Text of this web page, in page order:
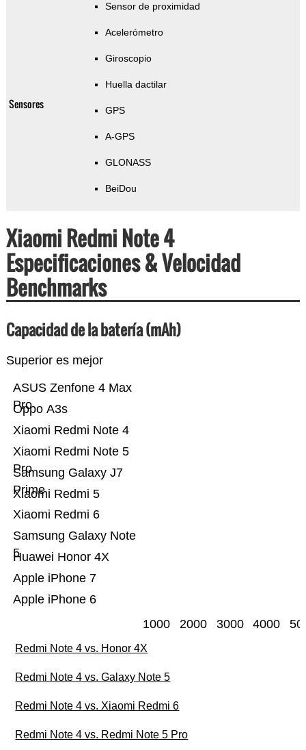
Sensores
Sensor de proximidad
Acelerómetro
Giroscopio
Huella dactilar
GPS
A-GPS
GLONASS
BeiDou
Xiaomi Redmi Note 4
Especificaciones & Velocidad
Benchmarks
Capacidad de la batería (mAh)
Superior es mejor
Apple iPhone 6
Apple iPhone 7
Huawei Honor 4X
Samsung Galaxy Note
5
Xiaomi Redmi 6
Xiaomi Redmi 5
Samsung Galaxy J7
Prime
Xiaomi Redmi Note 5
Pro
Xiaomi Redmi Note 4
Oppo A3s
ASUS Zenfone 4 Max
Pro
1000 2000 3000 4000
Redmi Note 4 vs. Honor 4X
Redmi Note 4 vs. Galaxy Note 5
Redmi Note 4 vs. Xiaomi Redmi 6
Redmi Note 4 vs. Redmi Note 5 Pro